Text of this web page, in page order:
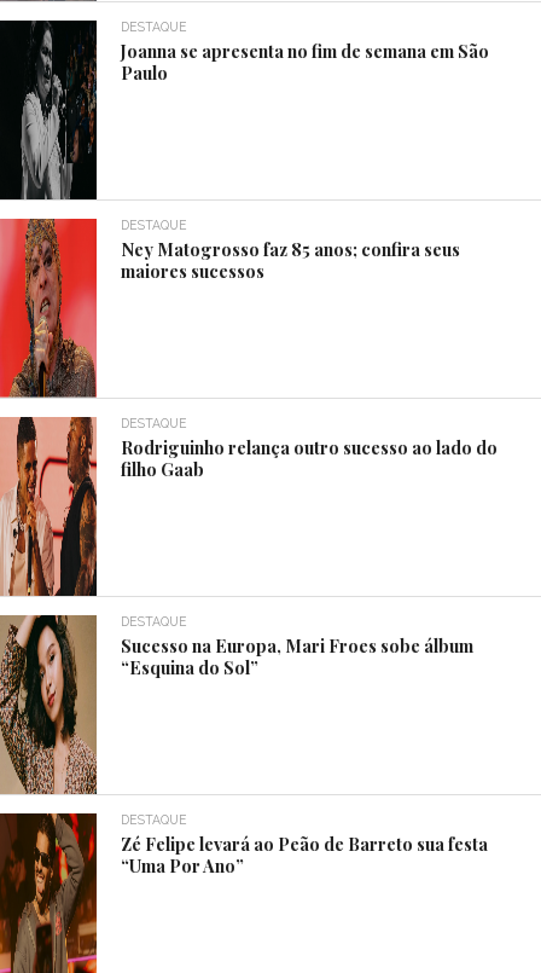
DESTAQUE
Joanna se apresenta no fim de semana em São
Paulo
DESTAQUE
Ney Matogrosso faz 85 anos; confira seus
maiores sucessos
DESTAQUE
Rodriguinho relança outro sucesso ao lado do
filho Gaab
DESTAQUE
Sucesso na Europa, Mari Froes sobe álbum
“Esquina do Sol”
DESTAQUE
Zé Felipe levará ao Peão de Barreto sua festa
“Uma Por Ano”